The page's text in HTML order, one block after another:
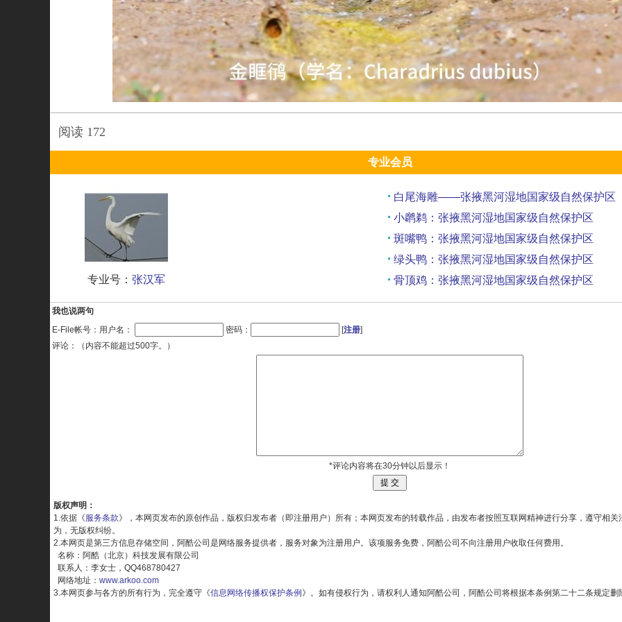
阅读 172
专业会员
专业号： 张汉军
白尾海雕——张掖黑河湿地国家级自然保护区
小䴙鹈：张掖黑河湿地国家级自然保护区
斑嘴鸭：张掖黑河湿地国家级自然保护区
绿头鸭：张掖黑河湿地国家级自然保护区
骨顶鸡：张掖黑河湿地国家级自然保护区
赤膀鸭：张掖黑河湿地国家级自然保护区
我也说两句
E-File帐号：用户名：
密码： [注册]
评论：（内容不能超过500字。）
*评论内容将在30分钟以后显示！
版权声明：
1.依据《服务条款》，本网页发布的原创作品，版权归发布者（即注册用户）所有；本网页发布的转载作品，由发布者按照互联网精神进行分享，遵守相
为，无版权纠纷。
2.本网页是第三方信息存储空间，阿酷公司是网络服务提供者，服务对象为注册用户。该项服务免费，阿酷公司不向注册用户收取任何费用。
名称：阿酷（北京）科技发展有限公司
联系人：李女士，QQ468780427
网络地址： www.arkoo.com
3.本网页参与各方的所有行为，完全遵守《信息网络传播权保护条例 》。如有侵权行为，请权利人通知阿酷公司，阿酷公司将根据本条例第二十二条规定删